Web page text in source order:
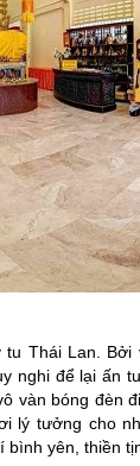
Thái Lan.
nghi để lại ấn
vàn bóng đèn
lý tưởng cho
bình yên, thiền